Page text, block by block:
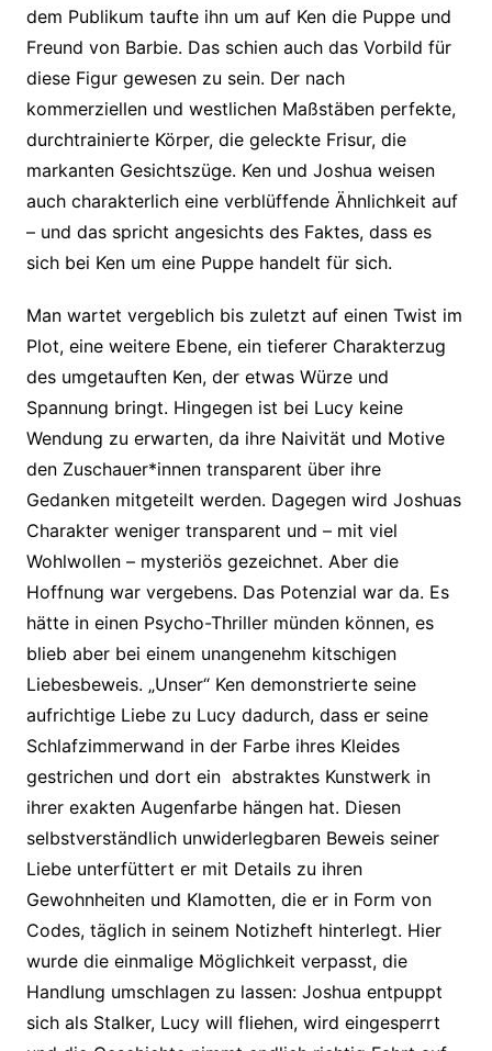
dem Publikum taufte ihn um auf Ken die Puppe und
Freund von Barbie. Das schien auch das Vorbild für
diese Figur gewesen zu sein. Der nach
kommerziellen und westlichen Maßstäben perfekte,
durchtrainierte Körper, die geleckte Frisur, die
markanten Gesichtszüge. Ken und Joshua weisen
auch charakterlich eine verblüffende Ähnlichkeit auf
– und das spricht angesichts des Faktes, dass es
sich bei Ken um eine Puppe handelt für sich.
Man wartet vergeblich bis zuletzt auf einen Twist im
Plot, eine weitere Ebene, ein tieferer Charakterzug
des umgetauften Ken, der etwas Würze und
Spannung bringt. Hingegen ist bei Lucy keine
Wendung zu erwarten, da ihre Naivität und Motive
den Zuschauer*innen transparent über ihre
Gedanken mitgeteilt werden. Dagegen wird Joshuas
Charakter weniger transparent und – mit viel
Wohlwollen – mysteriös gezeichnet. Aber die
Hoffnung war vergebens. Das Potenzial war da. Es
hätte in einen Psycho-Thriller münden können, es
blieb aber bei einem unangenehm kitschigen
Liebesbeweis. „Unser“ Ken demonstrierte seine
aufrichtige Liebe zu Lucy dadurch, dass er seine
Schlafzimmerwand in der Farbe ihres Kleides
gestrichen und dort ein abstraktes Kunstwerk in
ihrer exakten Augenfarbe hängen hat. Diesen
selbstverständlich unwiderlegbaren Beweis seiner
Liebe unterfüttert er mit Details zu ihren
Gewohnheiten und Klamotten, die er in Form von
Codes, täglich in seinem Notizheft hinterlegt. Hier
wurde die einmalige Möglichkeit verpasst, die
Handlung umschlagen zu lassen: Joshua entpuppt
sich als Stalker, Lucy will fliehen, wird eingesperrt